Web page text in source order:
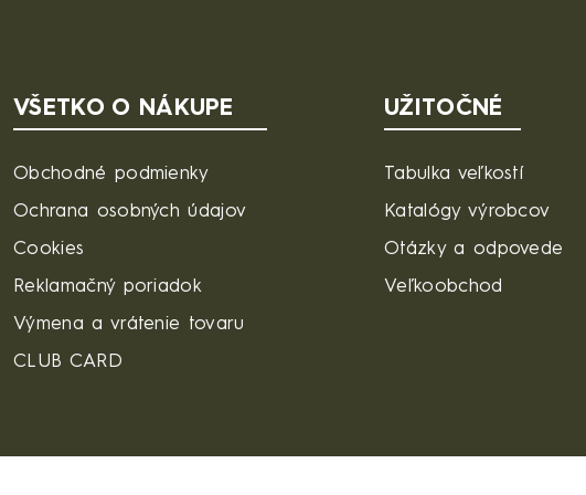
VŠETKO O NÁKUPE
Obchodné podmienky
Ochrana osobných údajov
Cookies
Reklamačný poriadok
Výmena a vrátenie tovaru
CLUB CARD
UŽITOČNÉ
Tabulka veľkostí
Katalógy výrobcov
Otázky a odpovede
Veľkoobchod